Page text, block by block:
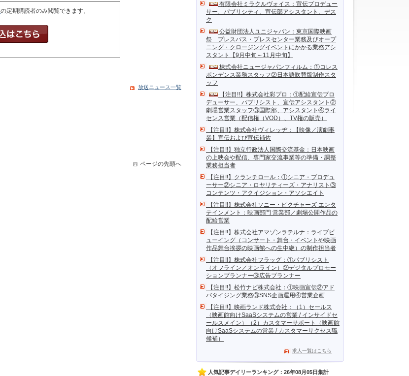
有限会社ミラクルヴォイス：宣伝プロデュー
サー、パブリシティ、宣伝部アシスタント、デス
ク
公益財団法人ユニジャパン：東京国際映画
祭 プレスパス・プレスセンター業務及びオープ
ニング・クロージングイベントにかかる業務アシ
スタント【9月中旬～11月中旬】
株式会社ニュージャパンフィルム：①コレス
ポンデンス業務スタッフ②日本語吹替版制作スタ
ッフ
【注目!!】株式会社彩プロ：①配給宣伝プロ
デューサー、パブリシスト、宣伝アシスタント②
劇場営業スタッフ③国際部、アシスタント④ライ
センス営業（配信権（VOD）、TV権の販売）
【注目!!】株式会社ヴィレッヂ：【映像／演劇事
業】宣伝および宣伝補佐
【注目!!】独立行政法人国際交流基金：日本映画
の上映会や配信、専門家交流事業等の準備・調整
業務担当者
【注目!!】クランチロール：①シニア・プロデュ
ーサー②シニア・ロヤリティーズ・アナリスト③
コンテンツ・アクイジション・アソシエイト
【注目!!】株式会社ソニー・ピクチャーズ エンタ
テインメント：映画部門 営業部／劇場公開作品の
配給営業
【注目!!】株式会社アマゾンラテルナ：ライブビ
ューイング（コンサート・舞台・イベントや映画
作品舞台挨拶の映画館への生中継）の制作担当者
【注目!!】株式会社フラッグ：①パブリシスト
（オフライン／オンライン）②デジタルプロモー
ションプランナー③広告プランナー
【注目!!】松竹ナビ株式会社：①映画宣伝②アド
バタイジング業務③SNS企画運用④営業企画
【注目!!】映画ランド株式会社：（1）セールス
（映画館向けSaaSシステムの営業 / インサイドセ
ールスメイン）（2）カスタマーサポート（映画館
向けSaaSシステムの営業 / カスタマーサクセス職
候補）
求人一覧はこちら
人気記事デイリーランキング：26年08月05日集計
の定期購読者のみ閲覧できます。
放送ニュース一覧
ページの先頭へ